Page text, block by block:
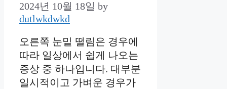
2024년 10월 18일 by
dutlwkdwkd
오른쪽 눈밑 떨림은 경우에
따라 일상에서 쉽게 나오는
증상 중 하나입니다. 대부분
일시적이고 가벼운 경우가